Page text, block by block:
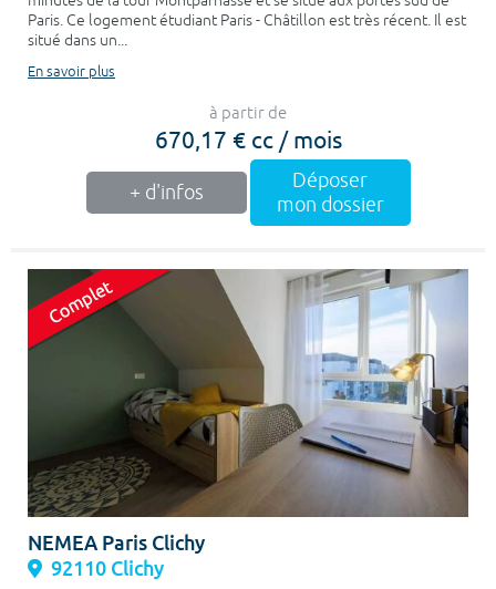
Paris. Ce logement étudiant Paris - Châtillon est très récent. Il est
situé dans un...
En savoir plus
à partir de
670,17 € cc / mois
+ d'infos
Déposer
mon dossier
NEMEA Paris Clichy
92110 Clichy